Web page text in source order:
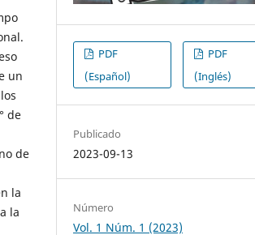
un
de
de
la
la
PDF
(Español)
PDF
(Inglés)
Publicado
2023-09-13
Número
Vol. 1 Núm. 1 (2023)